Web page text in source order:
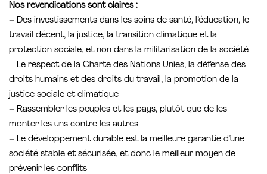
Nos revendications sont claires :
– Des investissements dans les soins de santé, l’éducation, le
travail décent, la justice, la transition climatique et la
protection sociale, et non dans la militarisation de la société
– Le respect de la Charte des Nations Unies, la défense des
droits humains et des droits du travail, la promotion de la
justice sociale et climatique
– Rassembler les peuples et les pays, plutôt que de les
monter les uns contre les autres
– Le développement durable est la meilleure garantie d’une
société stable et sécurisée, et donc le meilleur moyen de
prévenir les conflits